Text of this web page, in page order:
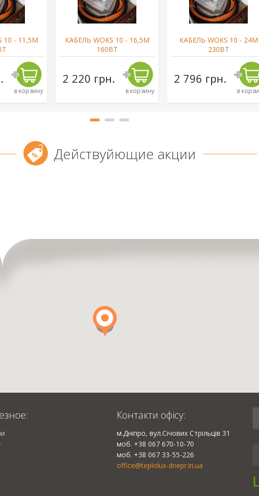
10 - 11,5М
в корзину
КАБЕЛЬ WOKS 10 - 16,5М
160ВТ
2 220 грн.
в корзину
КАБЕЛЬ WOKS 10 - 24М
230ВТ
2 796 грн.
в
Действуйющие акции
Контакти офісу:
м.Дніпро, вул.Січових Стрільців 31
моб. +38 067 670-10-70
моб. +38 067 33-55-226
office@teplolux-dnepr.in.ua